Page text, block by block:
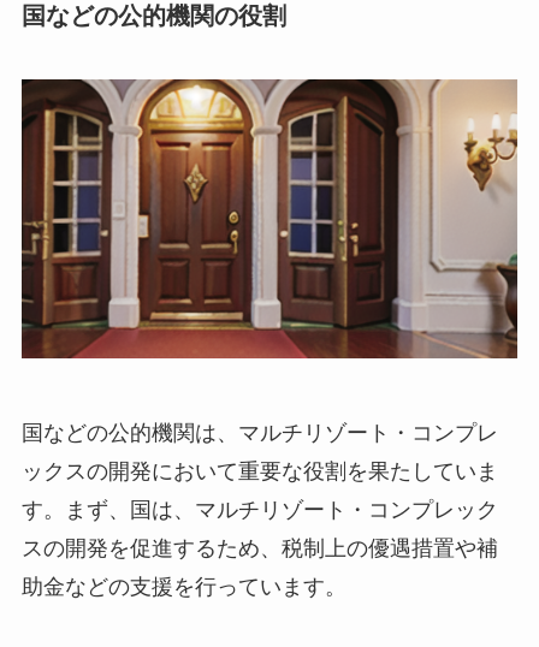
国などの公的機関の役割
国などの公的機関は、マルチリゾート・コンプレ
ックスの開発において重要な役割を果たしていま
す。
まず、国は、マルチリゾート・コンプレック
スの開発を促進するため、税制上の優遇措置や補
助金などの支援を行っています。